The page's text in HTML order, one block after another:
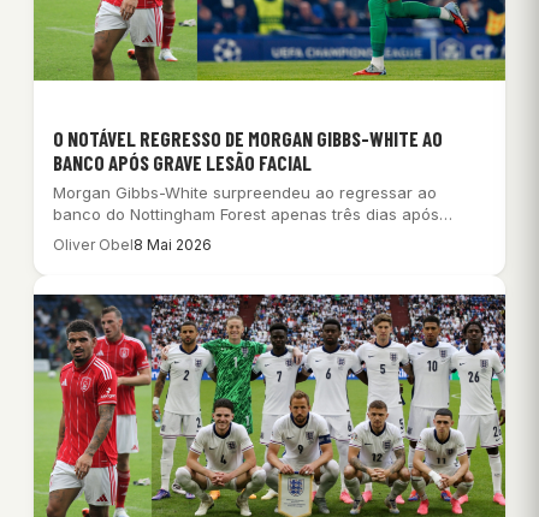
O NOTÁVEL REGRESSO DE MORGAN GIBBS-WHITE AO
BANCO APÓS GRAVE LESÃO FACIAL
Morgan Gibbs-White surpreendeu ao regressar ao
banco do Nottingham Forest apenas três dias após
sofrer…
Oliver Obel8 Mai 2026